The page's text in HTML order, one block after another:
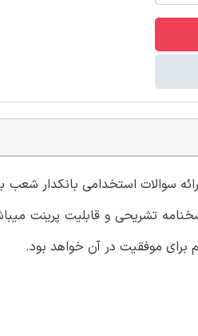
سوالات استخدامی بانکدار
تشریحی و قابلیت پرینت
برای موفقیت در آن خواهد بود.